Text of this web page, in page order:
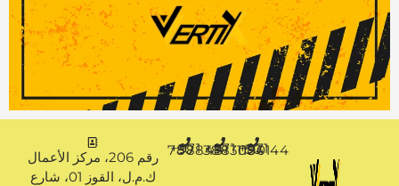
+971 50 1194144
+971 4 3883080
+971 50 7888481
رقم 206، مركز الأعمال
ك.م.ل، القوز 01، شارع